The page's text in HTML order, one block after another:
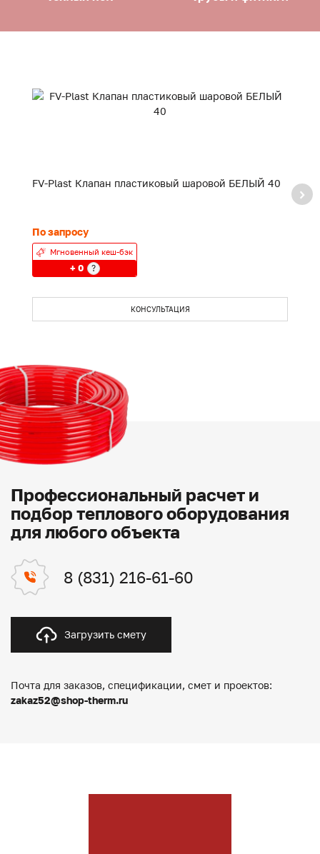
FV-Plast Клапан пластиковый шаровой БЕЛЫЙ 40
По запросу
Мгновенный кеш-бэк
+ 0 ?
КОНСУЛЬТАЦИЯ
Профессиональный расчет и
подбор теплового оборудования
для любого объекта
8 (831) 216-61-60
Загрузить смету
Почта для заказов, спецификации, смет и проектов:
zakaz52@shop-therm.ru